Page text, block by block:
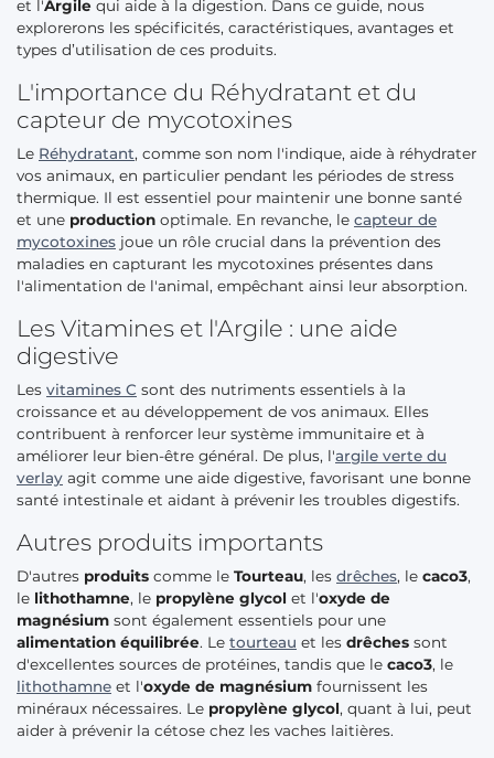
et l'Argile qui aide à la digestion. Dans ce guide, nous
explorerons les spécificités, caractéristiques, avantages et
types d’utilisation de ces produits.
L'importance du Réhydratant et du
capteur de mycotoxines
Le Réhydratant, comme son nom l'indique, aide à réhydrater
vos animaux, en particulier pendant les périodes de stress
thermique. Il est essentiel pour maintenir une bonne santé
et une production optimale. En revanche, le capteur de
mycotoxines joue un rôle crucial dans la prévention des
maladies en capturant les mycotoxines présentes dans
l'alimentation de l'animal, empêchant ainsi leur absorption.
Les Vitamines et l'Argile : une aide
digestive
Les vitamines C sont des nutriments essentiels à la
croissance et au développement de vos animaux. Elles
contribuent à renforcer leur système immunitaire et à
améliorer leur bien-être général. De plus, l'argile verte du
verlay agit comme une aide digestive, favorisant une bonne
santé intestinale et aidant à prévenir les troubles digestifs.
Autres produits importants
D'autres produits comme le Tourteau, les drêches, le caco3,
le lithothamne, le propylène glycol et l'oxyde de
magnésium sont également essentiels pour une
alimentation équilibrée. Le tourteau et les drêches sont
d'excellentes sources de protéines, tandis que le caco3, le
lithothamne et l'oxyde de magnésium fournissent les
minéraux nécessaires. Le propylène glycol, quant à lui, peut
aider à prévenir la cétose chez les vaches laitières.